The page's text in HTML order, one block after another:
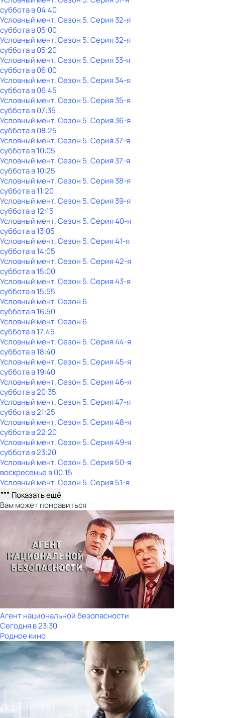
субботав04:40
Условный мент. Сезон 5. Серия 32-я
субботав05:00
Условный мент. Сезон 5. Серия 32-я
субботав05:20
Условный мент. Сезон 5. Серия 33-я
субботав06:00
Условный мент. Сезон 5. Серия 34-я
субботав06:45
Условный мент. Сезон 5. Серия 35-я
субботав07:35
Условный мент. Сезон 5. Серия 36-я
субботав08:25
Условный мент. Сезон 5. Серия 37-я
субботав10:05
Условный мент. Сезон 5. Серия 37-я
субботав10:25
Условный мент. Сезон 5. Серия 38-я
субботав11:20
Условный мент. Сезон 5. Серия 39-я
субботав12:15
Условный мент. Сезон 5. Серия 40-я
субботав13:05
Условный мент. Сезон 5. Серия 41-я
субботав14:05
Условный мент. Сезон 5. Серия 42-я
субботав15:00
Условный мент. Сезон 5. Серия 43-я
субботав15:55
Условный мент. Сезон 6
субботав16:50
Условный мент. Сезон 6
субботав17:45
Условный мент. Сезон 5. Серия 44-я
субботав18:40
Условный мент. Сезон 5. Серия 45-я
субботав19:40
Условный мент. Сезон 5. Серия 46-я
субботав20:35
Условный мент. Сезон 5. Серия 47-я
субботав21:25
Условный мент. Сезон 5. Серия 48-я
субботав22:20
Условный мент. Сезон 5. Серия 49-я
субботав23:20
Условный мент. Сезон 5. Серия 50-я
воскресенье в00:15
Условный мент. Сезон 5. Серия 51-я
Показать ещё
Вам может понравиться
Агент национальной безопасности
Сегодня в 23:30
Родное кино